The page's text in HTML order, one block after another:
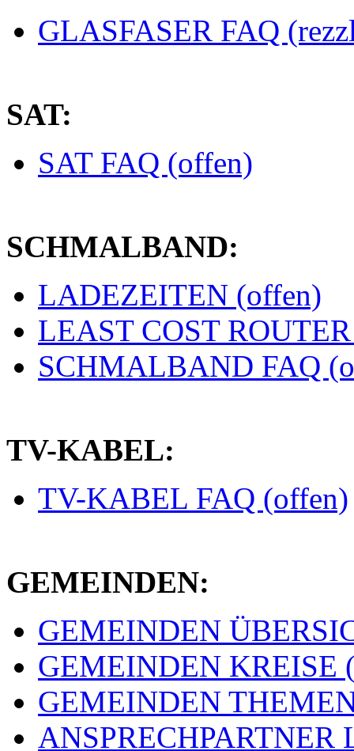
GLASFASER FAQ
SAT:
SAT FAQ (offen)
SCHMALBAND:
LADEZEITEN (offen)
LEAST COST
SCHMALBAND FAQ
TV-KABEL:
TV-KABEL FAQ (offen)
GEMEINDEN:
GEMEINDEN
GEMEINDEN KREISE
GEMEINDEN
ANSPRECHPARTNER